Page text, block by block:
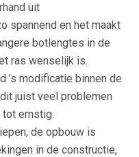
uit
spannend en het maakt
botlengtes in de
ras wenselijk is.
’s modificatie binnen de
juist veel problemen
tot ernstig.
de opbouw is
in de constructie,